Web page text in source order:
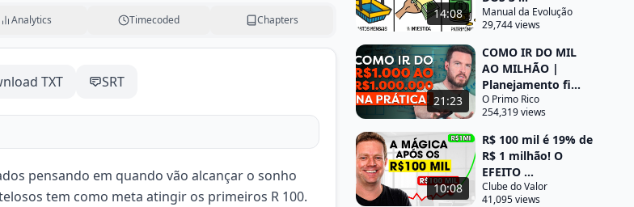
Analytics Timecoded Chapters
TXT SRT
pensando em quando vão alcançar o sonho
tem como meta atingir os primeiros R 100.
14:08
Manual da Evolução
29,744 views
21:23
COMO IR DO MIL
AO MILHÃO |
Planejamento fi...
O Primo Rico
254,319 views
10:08
R$ 100 mil é 19% de
R$ 1 milhão! O
EFEITO ...
Clube do Valor
41,095 views